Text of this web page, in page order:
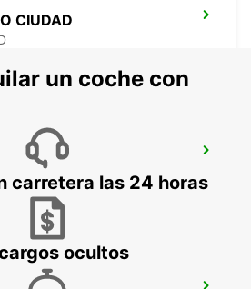
CIUDAD
un coche con
carretera las 24 horas
ocultos